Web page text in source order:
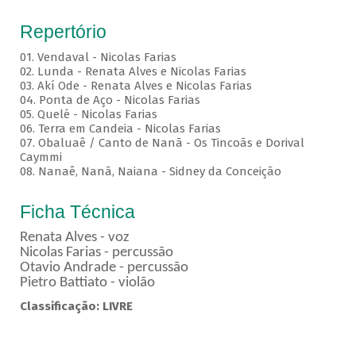
Repertório
01. Vendaval - Nicolas Farias
02. Lunda - Renata Alves e Nicolas Farias
03. Akí Ode - Renata Alves e Nicolas Farias
04. Ponta de Aço - Nicolas Farias
05. Quelé - Nicolas Farias
06. Terra em Candeia - Nicolas Farias
07. Obaluaê / Canto de Nanã - Os Tincoãs e Dorival
Caymmi
08. Nanaê, Nanã, Naiana - Sidney da Conceição
Ficha Técnica
Renata Alves - voz
Nicolas Farias - percussão
Otavio Andrade - percussão
Pietro Battiato - violão
Classificação: LIVRE